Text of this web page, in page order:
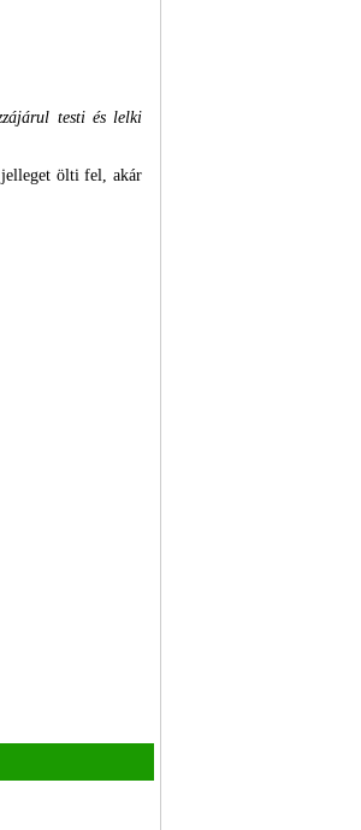
testi és lelki
ölti fel, akár